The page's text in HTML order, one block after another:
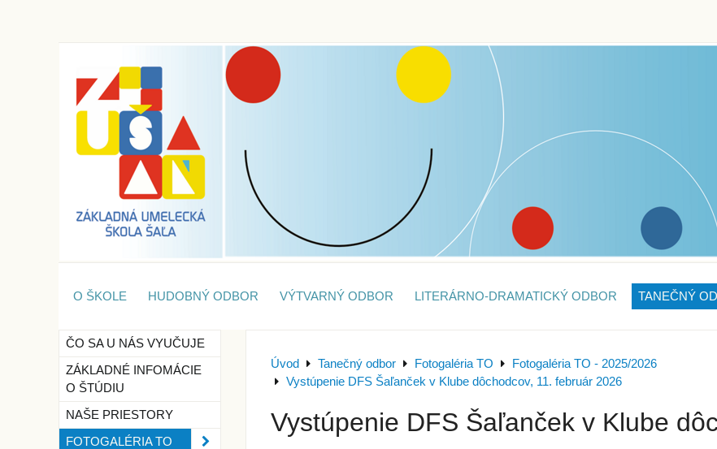
O ŠKOLE HUDOBNÝ ODBOR VÝTVARNÝ ODBOR LITERÁRNO-DRAMATICKÝ ODBOR TANEČNÝ
Úvod Tanečný odbor Fotogaléria TO
Fotogaléria TO - 2025/2026
Vystúpenie DFS Šaľanček v Klube dôchodcov, 11. február 2026
Vystúpenie DFS Šaľanček v Klube
ČO SA U NÁS VYUČUJE
ZÁKLADNÉ INFOMÁCIE
O ŠTÚDIU
NAŠE PRIESTORY
FOTOGALÉRIA TO